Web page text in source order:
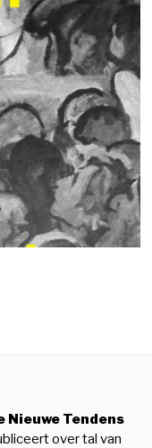
Nieuwe Tendens
over tal van